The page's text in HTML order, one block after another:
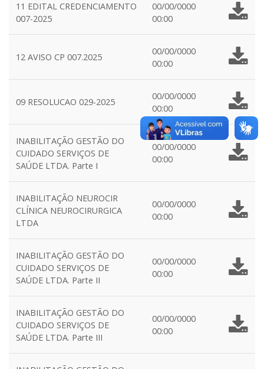
11 EDITAL CREDENCIAMENTO
007-2025
00/00/0000
00:00
12 AVISO CP 007.2025
00/00/0000
00:00
09 RESOLUCAO 029-2025
00/00/0000
00:00
INABILITAÇÃO GESTÃO DO
CUIDADO SERVIÇOS DE
SAÚDE LTDA. Parte I
00/00/0000
00:00
INABILITAÇÃO NEUROCIR
CLÍNICA NEUROCIRURGICA
LTDA
00/00/0000
00:00
INABILITAÇÃO GESTÃO DO
CUIDADO SERVIÇOS DE
SAÚDE LTDA. Parte II
00/00/0000
00:00
INABILITAÇÃO GESTÃO DO
CUIDADO SERVIÇOS DE
SAÚDE LTDA. Parte III
00/00/0000
00:00